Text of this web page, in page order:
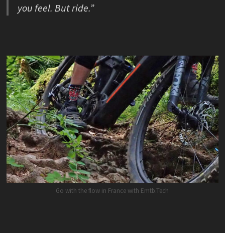
you feel. But ride.”
Go with the flow in France with Emtb.Tech